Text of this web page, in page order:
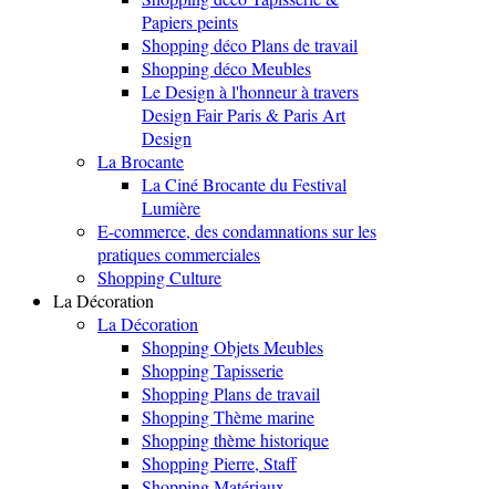
Papiers peints
Shopping déco Plans de travail
Shopping déco Meubles
Le Design à l'honneur à travers
Design Fair Paris & Paris Art
Design
La Brocante
La Ciné Brocante du Festival
Lumière
E-commerce, des condamnations sur les
pratiques commerciales
Shopping Culture
La Décoration
La Décoration
Shopping Objets Meubles
Shopping Tapisserie
Shopping Plans de travail
Shopping Thème marine
Shopping thème historique
Shopping Pierre, Staff